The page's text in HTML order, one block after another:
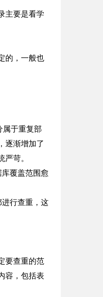
主要是看学
的，一般也
属于重复部
逐渐增加了
苛。
覆盖范围愈
行查重，这
要查重的范
容，包括表